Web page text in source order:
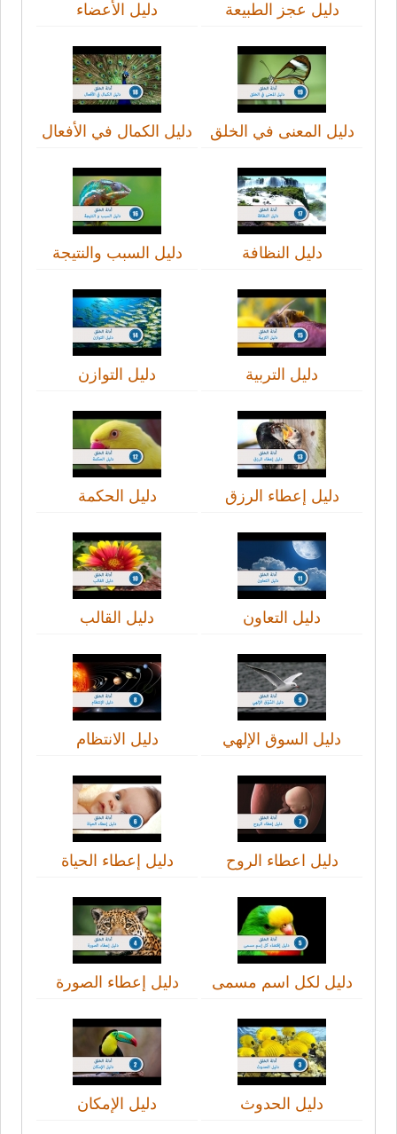
دليل عجز الطبيعة دليل الأعضاء
دليل المعنى في الخلق دليل الكمال في الأفعال
دليل النظافة دليل السبب والنتيجة
دليل التربية دليل التوازن
دليل إعطاء الرزق دليل الحكمة
دليل التعاون دليل القالب
دليل السوق الإلهي دليل الانتظام
دليل اعطاء الروح دليل إعطاء الحياة
دليل لكل اسم مسمى دليل إعطاء الصورة
دليل الحدوث دليل الإمكان